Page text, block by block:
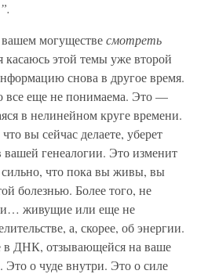
вашем могуществесмотреть
касаюсь этой темы уже второй
снова в другое время.
все еще не понимаема. Это —
в нелинейном круге времени.
вы сейчас делаете, уберет
вашей генеалогии. Это изменит
что пока вы живы, вы
болезнью. Более того, не
живущие или еще не
а, скорее, об энергии.
в ДНК, отзывающейся на ваше
Это о чуде внутри. Это о силе